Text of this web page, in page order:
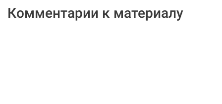
Комментарии к материалу